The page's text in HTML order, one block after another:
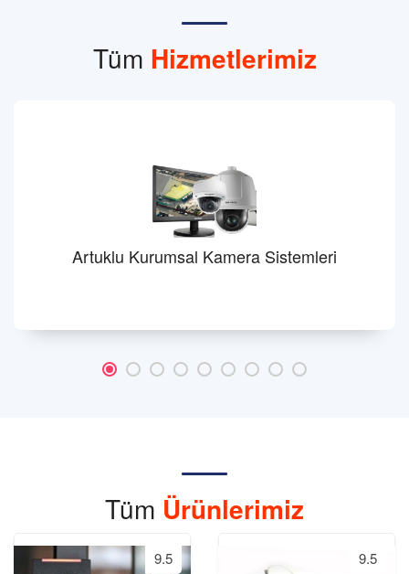
Tüm Hizmetlerimiz
Artuklu Kurumsal Kamera Sistemleri
Tüm Ürünlerimiz
9.5 9.5